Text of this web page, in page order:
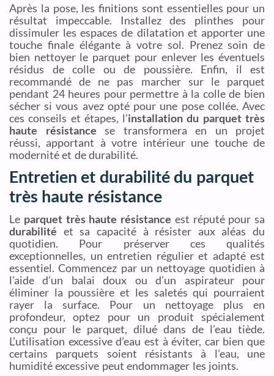
Après la pose, les finitions sont essentielles pour un
résultat impeccable. Installez des plinthes pour
dissimuler les espaces de dilatation et apporter une
touche finale élégante à votre sol. Prenez soin de
bien nettoyer le parquet pour enlever les éventuels
résidus de colle ou de poussière. Enfin, il est
recommandé de ne pas marcher sur le parquet
pendant 24 heures pour permettre à la colle de bien
sécher si vous avez opté pour une pose collée. Avec
ces conseils et étapes, l’installation du parquet très
haute résistance se transformera en un projet
réussi, apportant à votre intérieur une touche de
modernité et de durabilité.
Entretien et durabilité du parquet
très haute résistance
Le parquet très haute résistance est réputé pour sa
durabilité et sa capacité à résister aux aléas du
quotidien. Pour préserver ces qualités
exceptionnelles, un entretien régulier et adapté est
essentiel. Commencez par un nettoyage quotidien à
l’aide d’un balai doux ou d’un aspirateur pour
éliminer la poussière et les saletés qui pourraient
rayer la surface. Pour un nettoyage plus en
profondeur, optez pour un produit spécialement
conçu pour le parquet, dilué dans de l’eau tiède.
L’utilisation excessive d’eau est à éviter, car bien que
certains parquets soient résistants à l’eau, une
humidité excessive peut endommager les joints.